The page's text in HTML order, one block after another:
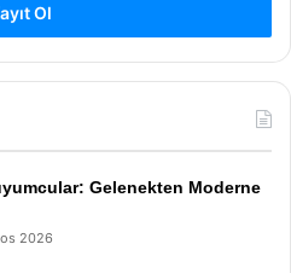
Ol
Gelenekten Moderne
2026